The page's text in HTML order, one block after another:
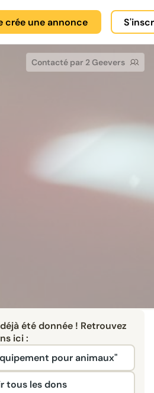
crée une annonce
Contacté par 2 Geevers
été donnée ! Retrouvez
ici :
pour animaux"
tous les dons